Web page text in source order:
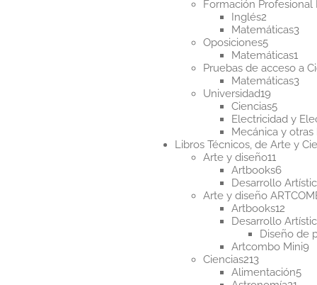
Formación Profesional
Inglés2
productos
Matemáticas33
Oposiciones55
productos
Matemáticas1
Pruebas de acceso a
Matemáticas33
Universidad19
productos
Ciencias55
Electricidad y
Mecánica y otras
Libros Técnicos, de Arte y
Arte y diseño11
Artbooks66
Desarrollo
Arte y diseño
Artbooks12
Desarrollo
Diseño de
Artcombo Mini9
Ciencias213213
productos
Alimentación55